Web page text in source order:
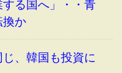
る国へ」・・青
換か
、韓国も投資に